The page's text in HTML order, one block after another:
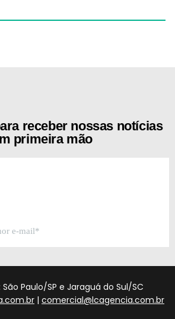
receber nossas notícias
primeira mão
Paulo/SP e Jaraguá do Sul/SC
| comercial@lcagencia.com.br